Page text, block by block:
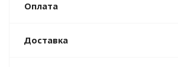
Оплата
Доставка